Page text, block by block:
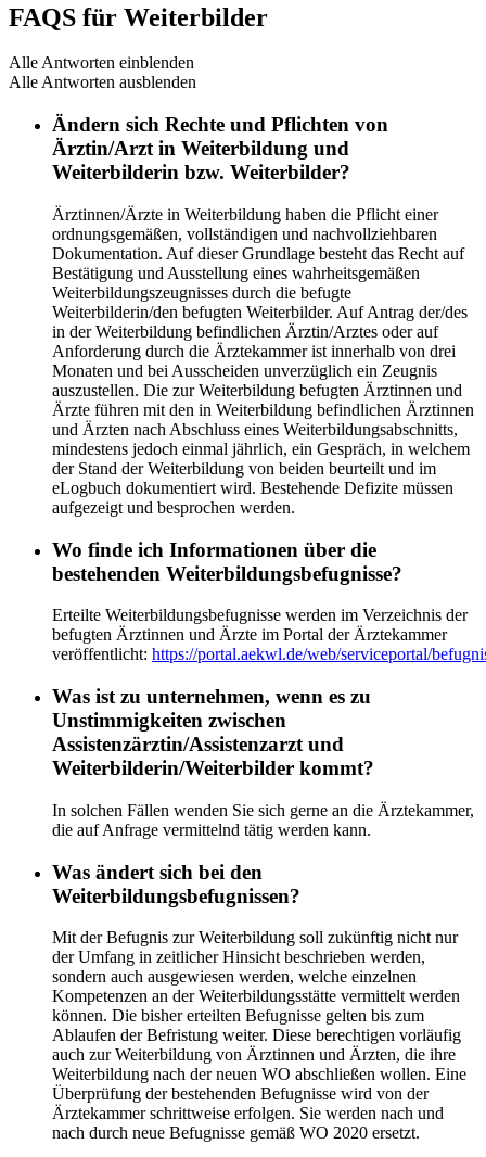
FAQS für Weiterbilder
Alle Antworten einblenden
Alle Antworten ausblenden
Ändern sich Rechte und Pflichten von
Ärztin/Arzt in Weiterbildung und
Weiterbilderin bzw. Weiterbilder?
Ärztinnen/Ärzte in Weiterbildung haben die Pflicht einer
ordnungsgemäßen, vollständigen und nachvollziehbaren
Dokumentation. Auf dieser Grundlage besteht das Recht auf
Bestätigung und Ausstellung eines wahrheitsgemäßen
Weiterbildungszeugnisses durch die befugte
Weiterbilderin/den befugten Weiterbilder. Auf Antrag der/des
in der Weiterbildung befindlichen Ärztin/Arztes oder auf
Anforderung durch die Ärztekammer ist innerhalb von drei
Monaten und bei Ausscheiden unverzüglich ein Zeugnis
auszustellen. Die zur Weiterbildung befugten Ärztinnen und
Ärzte führen mit den in Weiterbildung befindlichen Ärztinnen
und Ärzten nach Abschluss eines Weiterbildungsabschnitts,
mindestens jedoch einmal jährlich, ein Gespräch, in welchem
der Stand der Weiterbildung von beiden beurteilt und im
eLogbuch dokumentiert wird. Bestehende Defizite müssen
aufgezeigt und besprochen werden.
Wo finde ich Informationen über die
bestehenden Weiterbildungsbefugnisse?
Erteilte Weiterbildungsbefugnisse werden im Verzeichnis der
befugten Ärztinnen und Ärzte im Portal der Ärztekammer
veröffentlicht: https://portal.aekwl.de/web/serviceportal/
Was ist zu unternehmen, wenn es zu
Unstimmigkeiten zwischen
Assistenzärztin/Assistenzarzt und
Weiterbilderin/Weiterbilder kommt?
In solchen Fällen wenden Sie sich gerne an die Ärztekammer,
die auf Anfrage vermittelnd tätig werden kann.
Was ändert sich bei den
Weiterbildungsbefugnissen?
Mit der Befugnis zur Weiterbildung soll zukünftig nicht nur
der Umfang in zeitlicher Hinsicht beschrieben werden,
sondern auch ausgewiesen werden, welche einzelnen
Kompetenzen an der Weiterbildungsstätte vermittelt werden
können. Die bisher erteilten Befugnisse gelten bis zum
Ablaufen der Befristung weiter. Diese berechtigen vorläufig
auch zur Weiterbildung von Ärztinnen und Ärzten, die ihre
Weiterbildung nach der neuen WO abschließen wollen. Eine
Überprüfung der bestehenden Befugnisse wird von der
Ärztekammer schrittweise erfolgen. Sie werden nach und
nach durch neue Befugnisse gemäß WO 2020 ersetzt.